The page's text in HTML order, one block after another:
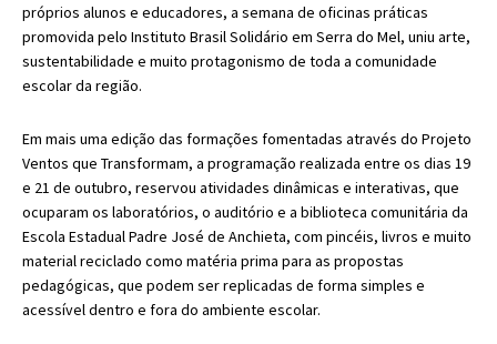
próprios alunos e educadores, a semana de oficinas práticas
promovida pelo Instituto Brasil Solidário em Serra do Mel, uniu arte,
sustentabilidade e muito protagonismo de toda a comunidade
escolar da região.
Em mais uma edição das formações fomentadas através do Projeto
Ventos que Transformam, a programação realizada entre os dias 19
e 21 de outubro, reservou atividades dinâmicas e interativas, que
ocuparam os laboratórios, o auditório e a biblioteca comunitária da
Escola Estadual Padre José de Anchieta, com pincéis, livros e muito
material reciclado como matéria prima para as propostas
pedagógicas, que podem ser replicadas de forma simples e
acessível dentro e fora do ambiente escolar.